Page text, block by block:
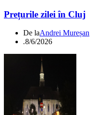
Prețurile zilei în Cluj
De laAndrei Mureșan
.8/6/2026